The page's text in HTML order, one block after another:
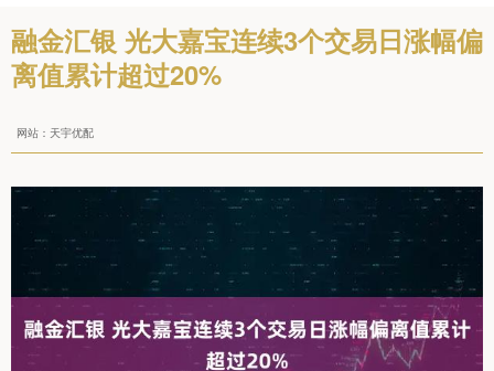
融金汇银 光大嘉宝连续3个交易日涨幅偏
离值累计超过20%
网站：天宇优配